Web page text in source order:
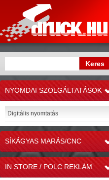
NYOMDAI SZOLGÁLTATÁSOK
»
Digitális nyomtatás
SÍKÁGYAS MARÁS/CNC
»
IN STORE / POLC REKLÁM
»